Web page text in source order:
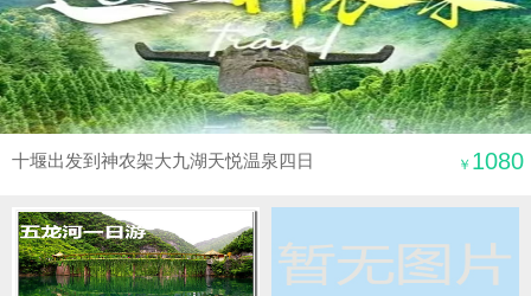
十堰出发到神农架大九湖天悦温泉四日
￥ 1080